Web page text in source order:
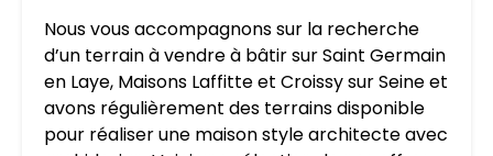
Nous vous accompagnons sur la recherche
d’un terrain à vendre à bâtir sur Saint Germain
en Laye, Maisons Laffitte et Croissy sur Seine et
avons régulièrement des terrains disponible
pour réaliser une maison style architecte avec